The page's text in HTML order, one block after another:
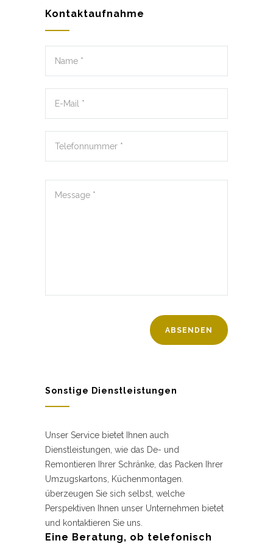
Kontaktaufnahme
Sonstige Dienstleistungen
Unser Service bietet Ihnen auch
Dienstleistungen, wie das De- und
Remontieren Ihrer Schränke, das Packen Ihrer
Umzugskartons, Küchenmontagen.
überzeugen Sie sich selbst, welche
Perspektiven Ihnen unser Unternehmen bietet
und kontaktieren Sie uns.
Eine Beratung, ob telefonisch